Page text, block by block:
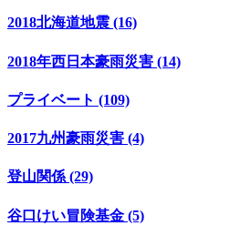
2018北海道地震 (16)
2018年西日本豪雨災害 (14)
プライベート (109)
2017九州豪雨災害 (4)
登山関係 (29)
谷口けい冒険基金 (5)